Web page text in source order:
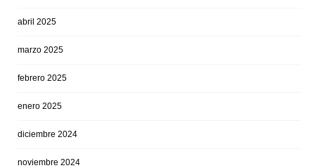
abril 2025
marzo 2025
febrero 2025
enero 2025
diciembre 2024
noviembre 2024